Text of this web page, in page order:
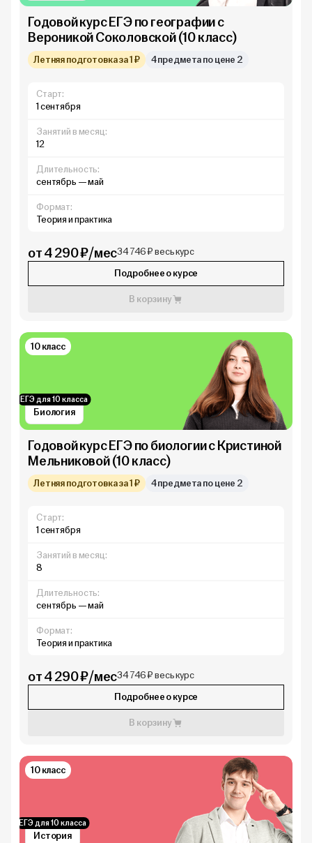
Годовой курс ЕГЭ по географии с
Вероникой Соколовской (10 класс)
Летняя подготовка за 1 ₽ 4 предмета по цене 2
Старт:
1 сентября
Занятий в месяц:
12
Длительность:
сентябрь — май
Формат:
Теория и практика
от 4 290 ₽/мес34 746 ₽ весь курс
Подробнее о курсе
В корзину
Биология
ЕГЭ для 10 класса
10 класс
Годовой курс ЕГЭ по биологии с Кристиной
Мельниковой (10 класс)
Летняя подготовка за 1 ₽ 4 предмета по цене 2
Старт:
1 сентября
Занятий в месяц:
8
Длительность:
сентябрь — май
Формат:
Теория и практика
от 4 290 ₽/мес34 746 ₽ весь курс
Подробнее о курсе
В корзину
История
ЕГЭ для 10 класса
10 класс